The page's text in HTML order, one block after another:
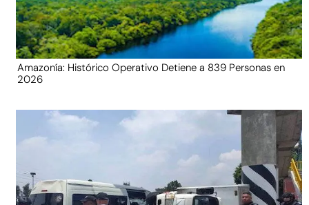
Amazonía: Histórico Operativo Detiene a 839 Personas en
2026